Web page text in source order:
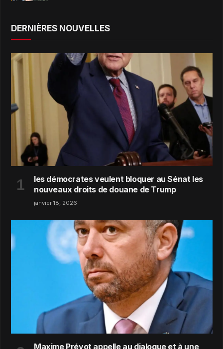
DERNIÈRES NOUVELLES
les démocrates veulent bloquer au Sénat les
nouveaux droits de douane de Trump
janvier 18, 2026
Maxime Prévot appelle au dialogue et à une